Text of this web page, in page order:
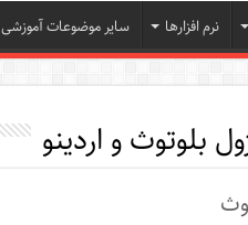
نرم افزارها سایر موضوعات آموزشی
بلوتوث و اردینو